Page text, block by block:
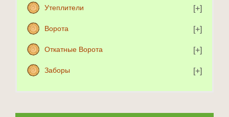
Утеплители
Ворота
Откатные Ворота
Заборы